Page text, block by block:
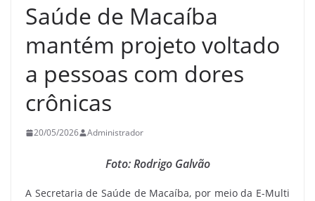
Saúde de Macaíba
mantém projeto voltado
a pessoas com dores
crônicas
20/05/2026 Administrador
Foto: Rodrigo Galvão
A Secretaria de Saúde de Macaíba, por meio da E-Multi